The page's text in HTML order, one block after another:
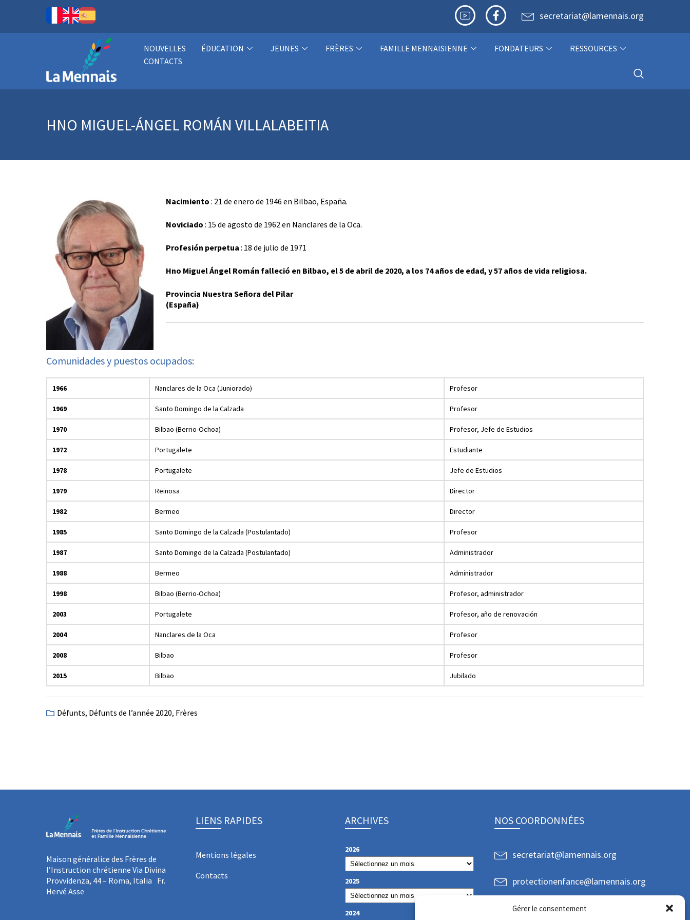
Gérer le consentement
secretariat@lamennais.org
NOUVELLES ÉDUCATION JEUNES FRÈRES FAMILLE MENNAISIENNE FONDATEURS
RESSOURCES
CONTACTS
HNO MIGUEL-ÁNGEL ROMÁN VILLALABEITIA
Nacimiento : 21 de enero de 1946 en Bilbao, España.
Noviciado : 15 de agosto de 1962 en Nanclares de la Oca.
Profesión perpetua : 18 de julio de 1971
Hno Miguel Ángel Román falleció en Bilbao, el 5 de abril de 2020, a los 74 años de edad, y 57 años de vida religiosa.
Provincia Nuestra Señora del Pilar
(España)
Comunidades y puestos ocupados:
1966 Nanclares de la Oca (Juniorado) Profesor
1969 Santo Domingo de la Calzada Profesor
1970 Bilbao (Berrio-Ochoa) Profesor, Jefe de Estudios
1972 Portugalete Estudiante
1978 Portugalete Jefe de Estudios
1979 Reinosa Director
1982 Bermeo Director
1985 Santo Domingo de la Calzada (Postulantado) Profesor
1987 Santo Domingo de la Calzada (Postulantado) Administrador
1988 Bermeo Administrador
1998 Bilbao (Berrio-Ochoa) Profesor, administrador
2003 Portugalete Profesor, año de renovación
2004 Nanclares de la Oca Profesor
2008 Bilbao Profesor
2015 Bilbao Jubilado
Défunts, Défunts de l’année 2020, Frères
Maison généralice des Frères de
l’Instruction chrétienne Via Divina
Provvidenza, 44 – Roma, Italia Fr.
Hervé Asse
LIENS RAPIDES
Mentions légales
Contacts
ARCHIVES
2026
2025
2024
NOS COORDONNÉES
secretariat@lamennais.org
protectionenfance@lamennais.org